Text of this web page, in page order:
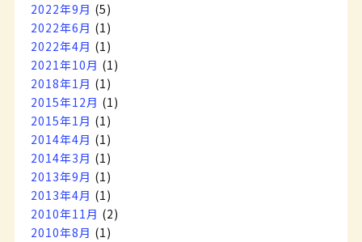
2022年9月 (5)
2022年6月 (1)
2022年4月 (1)
2021年10月 (1)
2018年1月 (1)
2015年12月 (1)
2015年1月 (1)
2014年4月 (1)
2014年3月 (1)
2013年9月 (1)
2013年4月 (1)
2010年11月 (2)
2010年8月 (1)